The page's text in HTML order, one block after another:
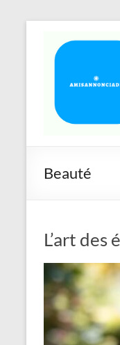
contenu
Beauté
L’art